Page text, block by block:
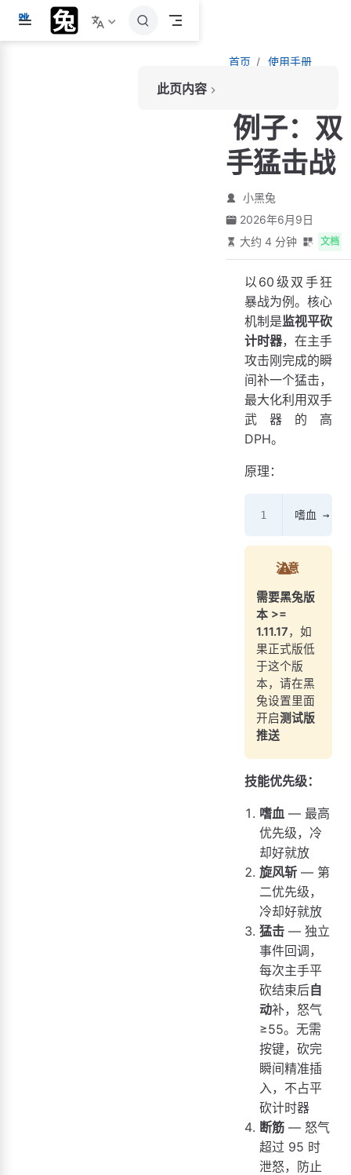
跳
首页
使用手册
例子：双
手猛击战
小黑兔
2026年6月9日
大约 4 分钟
文档
此页内容
调猛击怒气门槛
换版本：修改技能ID
不同客户端版本的技能ID
为什么怒气高的时候打断筋而不是英勇打击
以60级双手狂
暴战为例。核心
机制是监视平砍
计时器，在主手
攻击刚完成的瞬
间补一个猛击，
最大化利用双手
武器的高
DPH。
原理：
嗜血 → 旋
注意
需要黑兔版
本 >=
1.11.17，如
果正式版低
于这个版
本，请在黑
兔设置里面
开启测试版
推送
技能优先级：
嗜血 — 最高
优先级，冷
却好就放
旋风斩 — 第
二优先级，
冷却好就放
猛击 — 独立
事件回调，
每次主手平
砍结束后自
动补，怒气
≥55。无需
按键，砍完
瞬间精准插
入，不占平
砍计时器
断筋 — 怒气
超过 95 时
泄怒，防止